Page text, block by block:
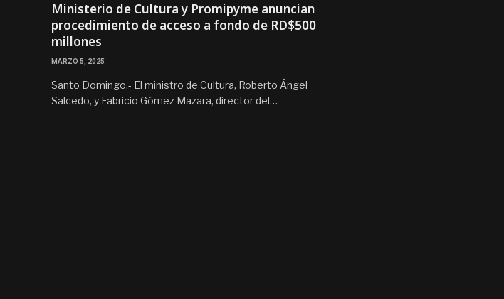
Ministerio de Cultura y Promipyme anuncian
procedimiento de acceso a fondo de RD$500
millones
MARZO 5, 2025
Santo Domingo.- El ministro de Cultura, Roberto Ángel
Salcedo, y Fabricio Gómez Mazara, director del…